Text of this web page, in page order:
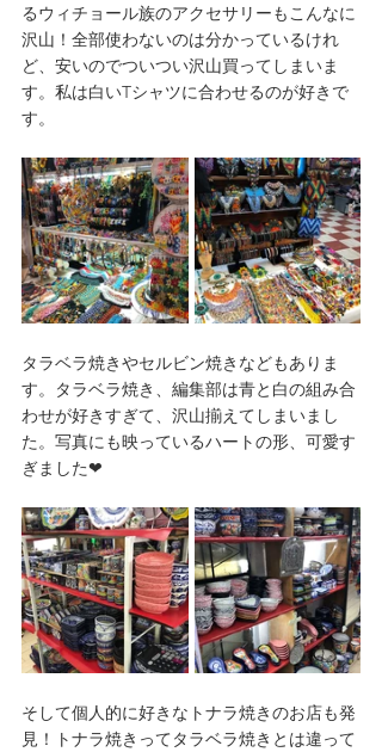
るウィチョール族のアクセサリーもこんなに
沢山！全部使わないのは分かっているけれ
ど、安いのでついつい沢山買ってしまいま
す。私は白いTシャツに合わせるのが好きで
す。
タラベラ焼きやセルビン焼きなどもありま
す。タラベラ焼き、編集部は青と白の組み合
わせが好きすぎて、沢山揃えてしまいまし
た。写真にも映っているハートの形、可愛す
ぎました❤
そして個人的に好きなトナラ焼きのお店も発
見！トナラ焼きってタラベラ焼きとは違って